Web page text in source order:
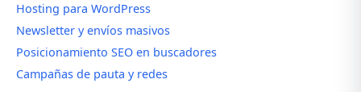
Hosting para WordPress
Newsletter y envíos masivos
Posicionamiento SEO en buscadores
Campañas de pauta y redes